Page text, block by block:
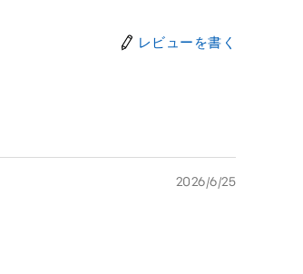
レビューを書く
2026/6/25